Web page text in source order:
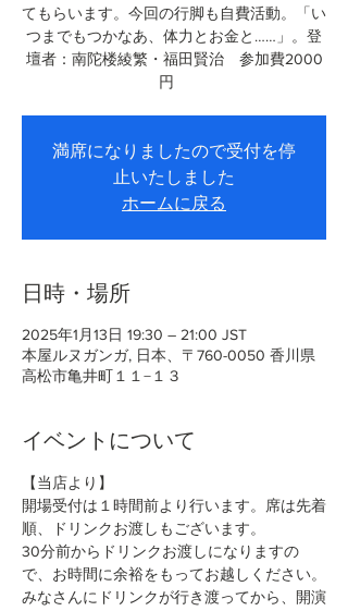
てもらいます。今回の行脚も自費活動。「い
つまでもつかなあ、体力とお金と……」。登
壇者：南陀楼綾繁・福田賢治 参加費2000
円
満席になりましたので受付を停
止いたしました
ホームに戻る
日時・場所
2025年1月13日 19:30 – 21:00 JST
本屋ルヌガンガ, 日本、〒760-0050 香川県
高松市亀井町１１−１３
イベントについて
【当店より】
開場受付は１時間前より行います。席は先着
順、ドリンクお渡しもございます。
30分前からドリンクお渡しになりますの
で、お時間に余裕をもってお越しください。
みなさんにドリンクが行き渡ってから、開演